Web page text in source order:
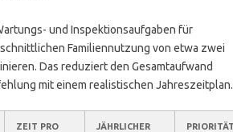
und Inspektionsaufgaben für
Familiennutzung von etwa zwei
Das reduziert den Gesamtaufwand
mit einem realistischen Jahreszeitplan.
ZEIT PRO
JÄHRLICHER
PRIORITÄT